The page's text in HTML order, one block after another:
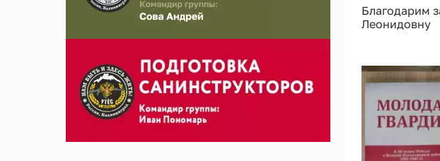
Благодарим
Леонидовну